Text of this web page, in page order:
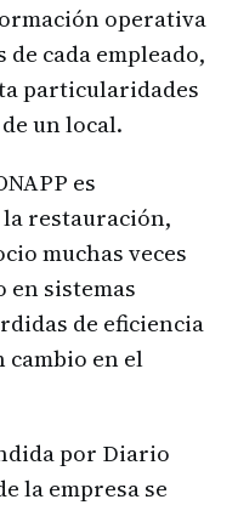
operativa
de cada empleado,
particularidades
un local.
es
restauración,
muchas veces
en sistemas
de eficiencia
cambio en el
por Diario
la empresa se